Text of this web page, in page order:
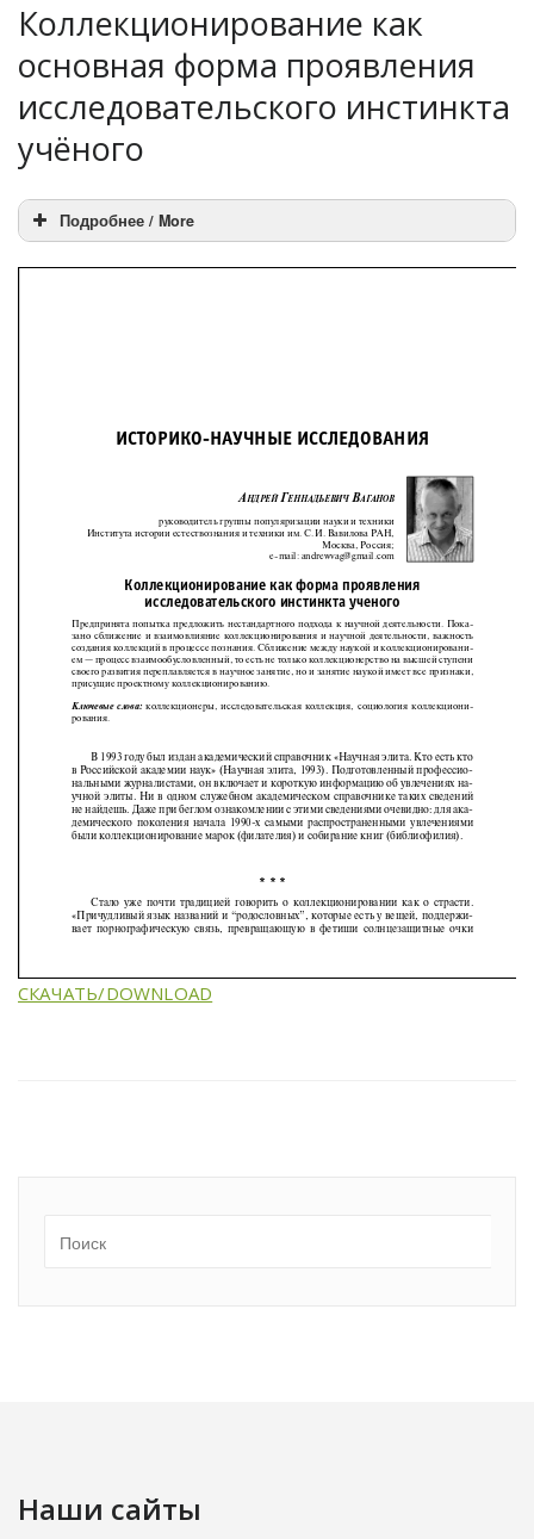
Коллекционирование как
основная форма проявления
исследовательского инстинкта
учёного
Подробнее / More
СКАЧАТЬ/DOWNLOAD
Наши сайты